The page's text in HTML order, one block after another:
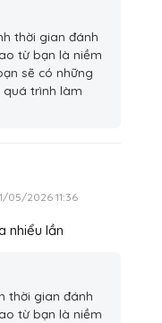
thời gian đánh
từ bạn là niềm
sẽ có những
trình làm
05/2026 11:36
nhiểu lần
thời gian đánh
từ bạn là niềm